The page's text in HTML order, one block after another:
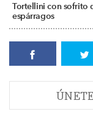
Tortellini con sofrito
espárragos